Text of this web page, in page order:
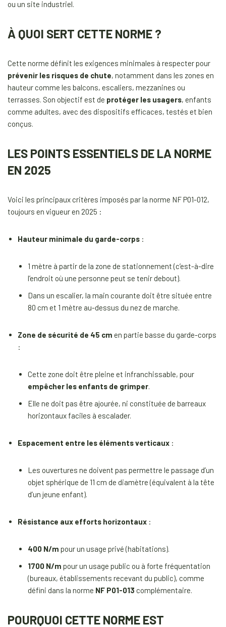
ou un site industriel.
À QUOI SERT CETTE NORME ?
Cette norme définit les exigences minimales à respecter pour
prévenir les risques de chute, notamment dans les zones en
hauteur comme les balcons, escaliers, mezzanines ou
terrasses. Son objectif est de protéger les usagers, enfants
comme adultes, avec des dispositifs efficaces, testés et bien
conçus.
LES POINTS ESSENTIELS DE LA NORME
EN 2025
Voici les principaux critères imposés par la norme NF P01-012,
toujours en vigueur en 2025 :
Hauteur minimale du garde-corps :
1 mètre à partir de la zone de stationnement (c’est-à-dire
l’endroit où une personne peut se tenir debout).
Dans un escalier, la main courante doit être située entre
80 cm et 1 mètre au-dessus du nez de marche.
Zone de sécurité de 45 cm en partie basse du garde-corps
:
Cette zone doit être pleine et infranchissable, pour
empêcher les enfants de grimper.
Elle ne doit pas être ajourée, ni constituée de barreaux
horizontaux faciles à escalader.
Espacement entre les éléments verticaux :
Les ouvertures ne doivent pas permettre le passage d’un
objet sphérique de 11 cm de diamètre (équivalent à la tête
d’un jeune enfant).
Résistance aux efforts horizontaux :
400 N/m pour un usage privé (habitations).
1700 N/m pour un usage public ou à forte fréquentation
(bureaux, établissements recevant du public), comme
défini dans la norme NF P01-013 complémentaire.
POURQUOI CETTE NORME EST